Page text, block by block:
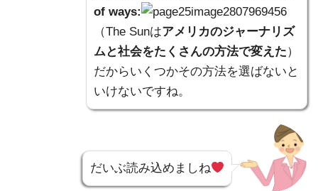
of ways:
（The Sunはアメリカのジャーナリズ
ムと社会をたくさんの方法で変えた）
だからいくつかその方法を選ばないと
いけないですね。
だいぶ読み込めましね